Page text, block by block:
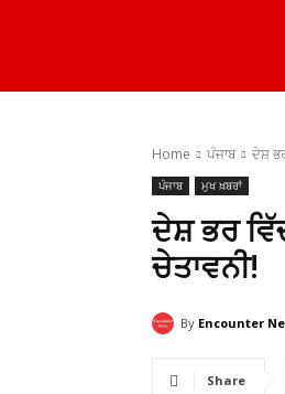
Home ਪੰਜਾਬ ਦੇਸ਼
ਪੰਜਾਬ ਮੁਖ ਖ਼ਬਰਾਂ
ਦੇਸ਼ ਭਰ
ਚੇਤਾਵਨੀ!
By Encounter
Share